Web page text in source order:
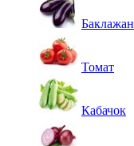
Баклажан
Томат
Кабачок